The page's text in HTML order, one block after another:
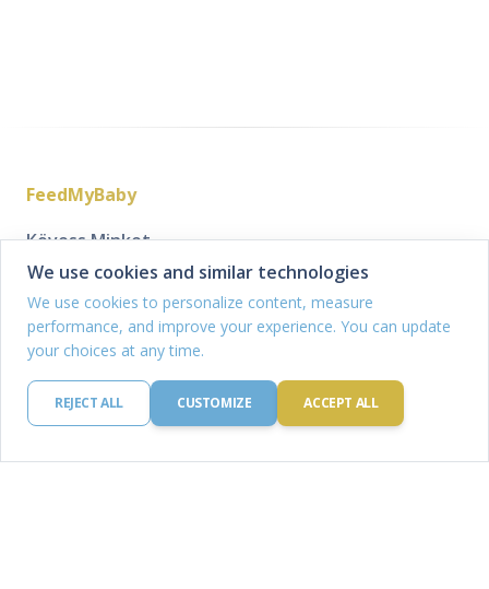
FeedMyBaby
Kövess Minket
Cég
Kik vagyunk
Küldetésünk
Legyél partner
Étkezési tervek és
Étkezési terv generátor
Mentett étkezési terveim
Bevásárlólistáim
We use cookies and similar technologies
We use cookies to personalize content, measure
performance, and improve your experience. You can update
your choices at any time.
REJECT ALL CUSTOMIZE ACCEPT ALL